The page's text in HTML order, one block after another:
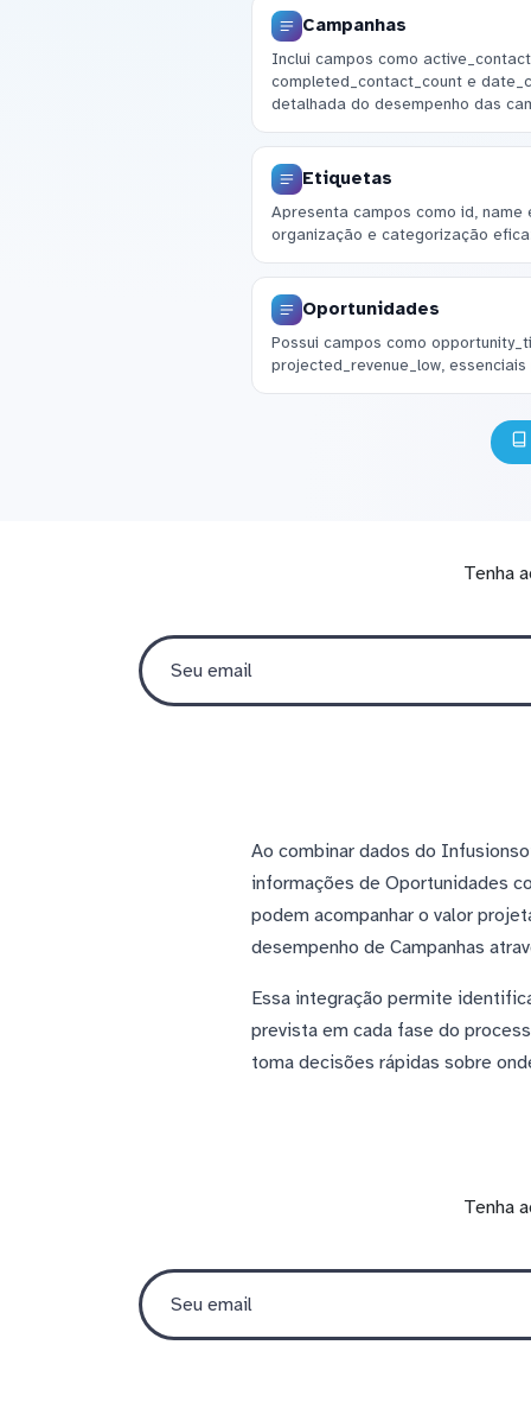
Campanhas
Inclui campos como
completed_contact_count e
detalhada do desempenho das
Etiquetas
Apresenta campos como id,
organização e categorização
Oportunidades
Possui campos como
projected_revenue_low,
Tenha
Ao combinar dados do
informações de Oportunidades
podem acompanhar o valor
desempenho de Campanhas
Essa integração permite
prevista em cada fase do
toma decisões rápidas sobre
Tenha